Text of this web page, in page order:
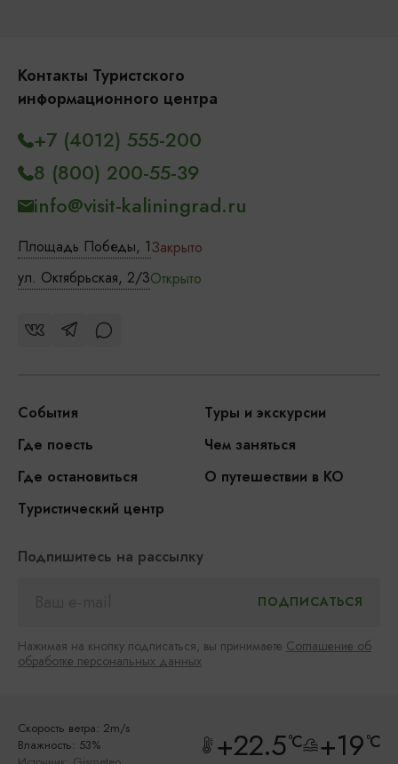
Контакты Туристского
информационного центра
Площадь Победы, 1Закрыто
ул. Октябрьская, 2/3Открыто
+7 (4012) 555-200
8 (800) 200-55-39
info@visit-kaliningrad.ru
События
Туры и экскурсии
Где поесть
Чем заняться
Где остановиться
О путешествии в КО
Туристический центр
Подпишитесь на рассылку
Нажимая на кнопку подписаться, вы принимаете Соглашение об
обработке персональных данных
Скорость ветра: 2m/s
Влажность: 53%
+22.5°C +19°C